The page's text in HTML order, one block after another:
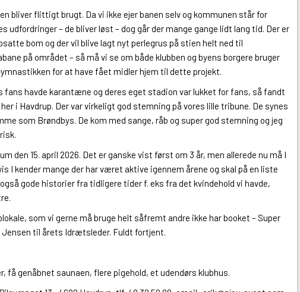
bliver flittigt brugt. Da vi ikke ejer banen selv og kommunen står for
udfordringer – de bliver løst – dog går der mange gange lidt lang tid. Der er
bom og der vil blive lagt nyt perlegrus på stien helt ned til
på området – så må vi se om både klubben og byens borgere bruger
for at have fået midler hjem til dette projekt.
fans havde karantæne og deres eget stadion var lukket for fans, så fandt
i Havdrup. Der var virkeligt god stemning på vores lille tribune. De synes
som Brøndbys. De kom med sange, råb og super god stemning og jeg
den 15. april 2026. Det er ganske vist først om 3 år, men allerede nu må I
I kender mange der har været aktive igennem årene og skal på en liste
gode historier fra tidligere tider f. eks fra det kvindehold vi havde,
som vi gerne må bruge helt såfremt andre ikke har booket – Super
til årets Idrætsleder. Fuldt fortjent.
få genåbnet saunaen, flere pigehold, et udendørs klubhus.